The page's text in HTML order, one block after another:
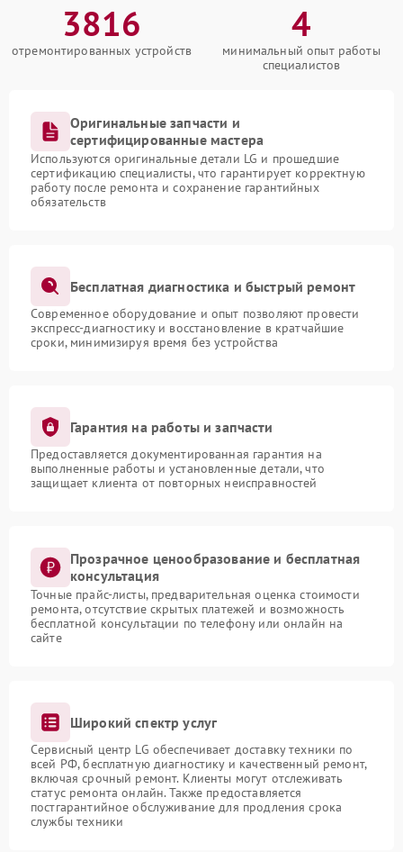
3816
отремонтированных устройств
4
минимальный опыт работы
специалистов
Оригинальные запчасти и
сертифицированные мастера
Используются оригинальные детали LG и прошедшие
сертификацию специалисты, что гарантирует корректную
работу после ремонта и сохранение гарантийных
обязательств
Бесплатная диагностика и быстрый ремонт
Современное оборудование и опыт позволяют провести
экспресс-диагностику и восстановление в кратчайшие
сроки, минимизируя время без устройства
Гарантия на работы и запчасти
Предоставляется документированная гарантия на
выполненные работы и установленные детали, что
защищает клиента от повторных неисправностей
Прозрачное ценообразование и бесплатная
консультация
Точные прайс-листы, предварительная оценка стоимости
ремонта, отсутствие скрытых платежей и возможность
бесплатной консультации по телефону или онлайн на
сайте
Широкий спектр услуг
Сервисный центр LG обеспечивает доставку техники по
всей РФ, бесплатную диагностику и качественный ремонт,
включая срочный ремонт. Клиенты могут отслеживать
статус ремонта онлайн. Также предоставляется
постгарантийное обслуживание для продления срока
службы техники